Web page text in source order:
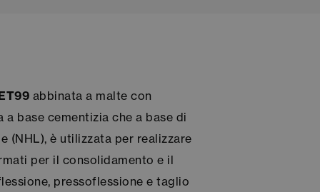
abbinata a malte con
a base cementizia che a base di
(NHL), è utilizzata per realizzare
per il consolidamento e il
pressoflessione e taglio